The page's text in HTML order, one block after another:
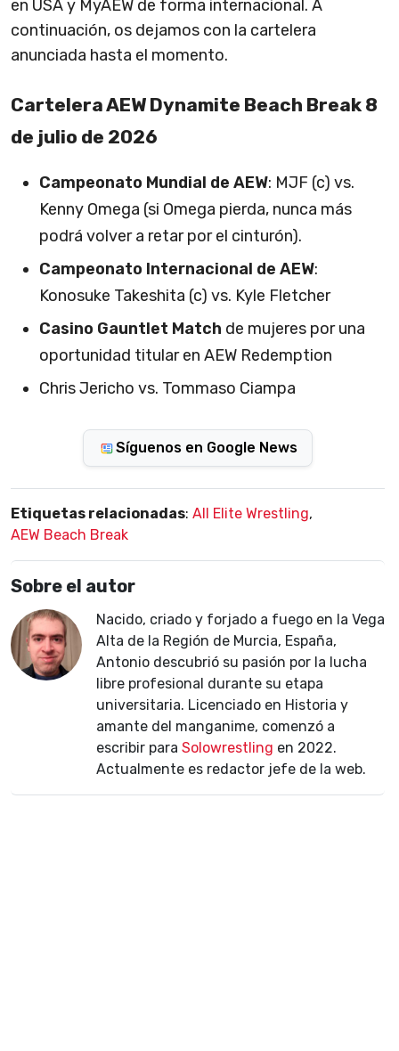
en USA y MyAEW de forma internacional. A
continuación, os dejamos con la cartelera
anunciada hasta el momento.
Cartelera AEW Dynamite Beach Break 8
de julio de 2026
Campeonato Mundial de AEW: MJF (c) vs.
Kenny Omega (si Omega pierda, nunca más
podrá volver a retar por el cinturón).
Campeonato Internacional de AEW:
Konosuke Takeshita (c) vs. Kyle Fletcher
Casino Gauntlet Match de mujeres por una
oportunidad titular en AEW Redemption
Chris Jericho vs. Tommaso Ciampa
Síguenos en Google News
Etiquetas relacionadas: All Elite Wrestling,
AEW Beach Break
Sobre el autor
Nacido, criado y forjado a fuego en la Vega
Alta de la Región de Murcia, España,
Antonio descubrió su pasión por la lucha
libre profesional durante su etapa
universitaria. Licenciado en Historia y
amante del manganime, comenzó a
escribir para Solowrestling en 2022.
Actualmente es redactor jefe de la web.